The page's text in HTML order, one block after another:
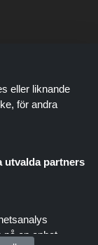
erbjudanden,
länkar,
dessa
eller liknande
för andra
utvalda partners
på en enhet